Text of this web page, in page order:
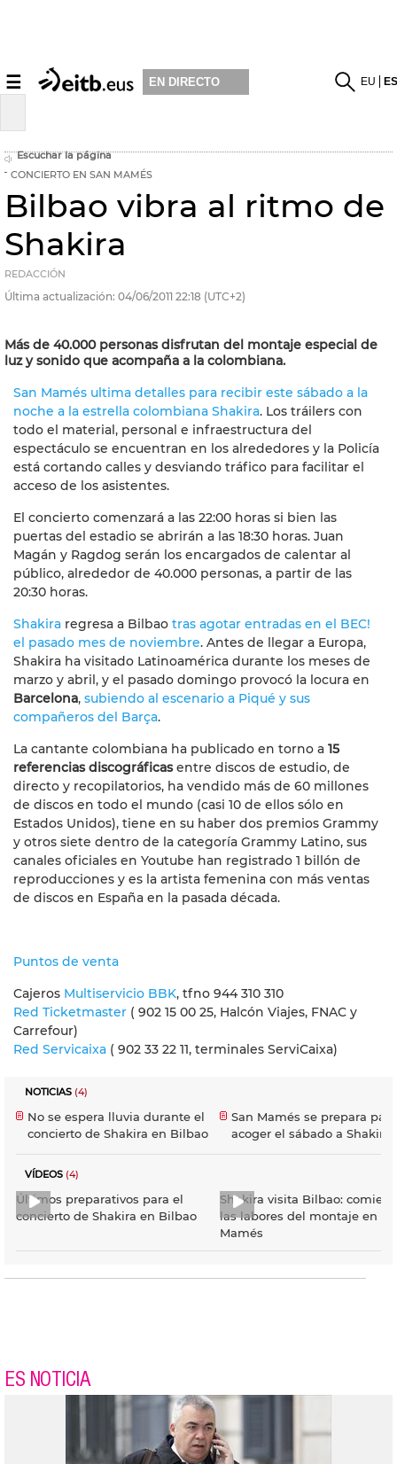
☰ EN DIRECTO EU
Escuchar la página
CONCIERTO EN SAN MAMÉS
Bilbao vibra al ritmo de
Shakira
REDACCIÓN
Última actualización: 04/06/2011 22:18 (UTC+2)
Más de 40.000 personas disfrutan del montaje especial de
luz y sonido que acompaña a la colombiana.
San Mamés ultima detalles para recibir este sábado a la
noche a la estrella colombiana Shakira. Los tráilers con
todo el material, personal e infraestructura del
espectáculo se encuentran en los alrededores y la Policía
está cortando calles y desviando tráfico para facilitar el
acceso de los asistentes.
El concierto comenzará a las 22:00 horas si bien las
puertas del estadio se abrirán a las 18:30 horas. Juan
Magán y Ragdog serán los encargados de calentar al
público, alrededor de 40.000 personas, a partir de las
20:30 horas.
Shakira regresa a Bilbao tras agotar entradas en el BEC!
el pasado mes de noviembre. Antes de llegar a Europa,
Shakira ha visitado Latinoamérica durante los meses de
marzo y abril, y el pasado domingo provocó la locura en
Barcelona, subiendo al escenario a Piqué y sus
compañeros del Barça.
La cantante colombiana ha publicado en torno a 15
referencias discográficasentre discos de estudio, de
directo y recopilatorios, ha vendido más de 60 millones
de discos en todo el mundo (casi 10 de ellos sólo en
Estados Unidos), tiene en su haber dos premios Grammy
y otros siete dentro de la categoría Grammy Latino, sus
canales oficiales en Youtube han registrado 1 billón de
reproducciones y es la artista femenina con más ventas
de discos en España en la pasada década.
Puntos de venta
Cajeros Multiservicio BBK, tfno 944 310 310
Red Ticketmaster ( 902 15 00 25, Halcón Viajes, FNAC y
Carrefour)
Red Servicaixa ( 902 33 22 11, terminales ServiCaixa)
NOTICIAS (4)
No se espera lluvia durante el
concierto de Shakira en Bilbao
San Mamés se prepara para
acoger el sábado a Shakira
VÍDEOS (4)
Últimos preparativos para el
concierto de Shakira en Bilbao
Shakira visita Bilbao:
las labores del montaje en
Mamés
ES NOTICIA